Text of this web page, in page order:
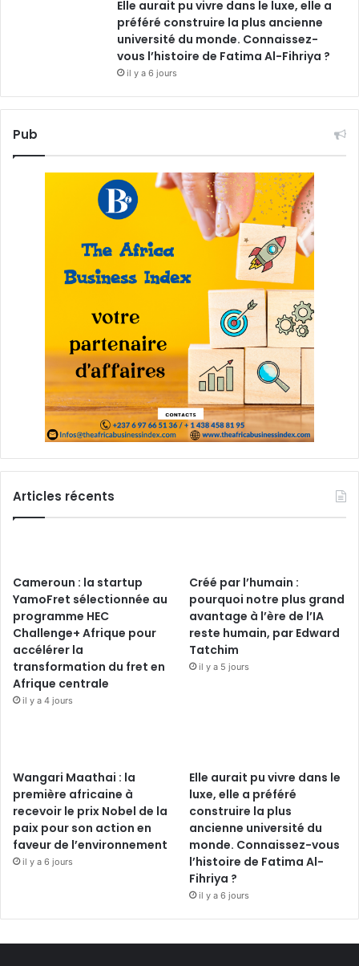
Elle aurait pu vivre dans le luxe, elle a
préféré construire la plus ancienne
université du monde. Connaissez-
vous l’histoire de Fatima Al-Fihriya ?
il y a 6 jours
Pub
Articles récents
Cameroun : la startup
YamoFret sélectionnée au
programme HEC
Challenge+ Afrique pour
accélérer la
transformation du fret en
Afrique centrale
il y a 4 jours
Créé par l’humain :
pourquoi notre plus grand
avantage à l’ère de l’IA
reste humain, par Edward
Tatchim
il y a 5 jours
Wangari Maathai : la
première africaine à
recevoir le prix Nobel de la
paix pour son action en
faveur de l’environnement
il y a 6 jours
Elle aurait pu vivre dans le
luxe, elle a préféré
construire la plus
ancienne université du
monde. Connaissez-vous
l’histoire de Fatima Al-
Fihriya ?
il y a 6 jours